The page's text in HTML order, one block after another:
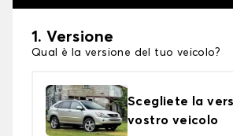
1. Versione
Qual è la versione del tuo veicolo?
Scegliete la
vostro veicolo